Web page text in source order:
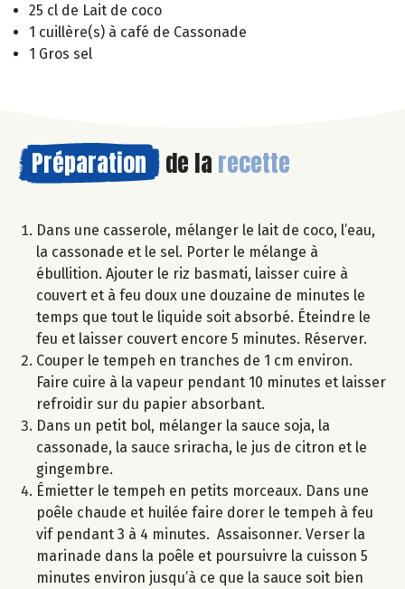
25 cl de Lait de coco
1 cuillère(s) à café de Cassonade
1 Gros sel
Préparation de la recette
Dans une casserole, mélanger le lait de coco, l’eau,
la cassonade et le sel. Porter le mélange à
ébullition. Ajouter le riz basmati, laisser cuire à
couvert et à feu doux une douzaine de minutes le
temps que tout le liquide soit absorbé. Éteindre le
feu et laisser couvert encore 5 minutes. Réserver.
Couper le tempeh en tranches de 1 cm environ.
Faire cuire à la vapeur pendant 10 minutes et laisser
refroidir sur du papier absorbant.
Dans un petit bol, mélanger la sauce soja, la
cassonade, la sauce sriracha, le jus de citron et le
gingembre.
Émietter le tempeh en petits morceaux. Dans une
poêle chaude et huilée faire dorer le tempeh à feu
vif pendant 3 à 4 minutes. Assaisonner. Verser la
marinade dans la poêle et poursuivre la cuisson 5
minutes environ jusqu’à ce que la sauce soit bien